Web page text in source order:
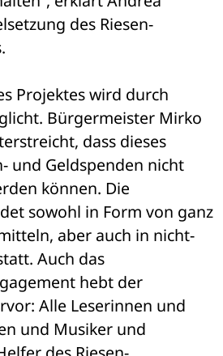
des Riesen-
Projektes wird durch
Bürgermeister Mirko
dass dieses
und Geldspenden nicht
können. Die
sowohl in Form von ganz
aber auch in nicht-
Auch das
hebt der
Alle Leserinnen und
und Musiker und